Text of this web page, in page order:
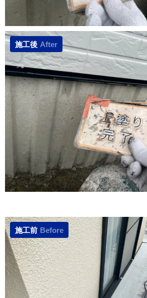
施工後 After
施工前 Before